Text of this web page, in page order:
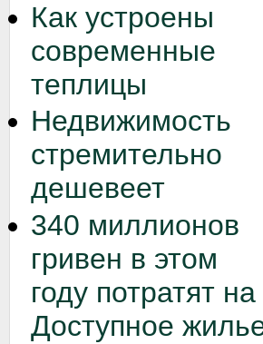
Как устроены
современные
теплицы
Недвижимость
стремительно
дешевеет
340 миллионов
гривен в этом
году потратят на
Доступное